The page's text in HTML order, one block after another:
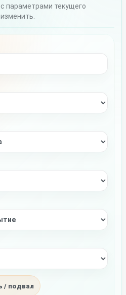
параметрами текущего
/ подвал